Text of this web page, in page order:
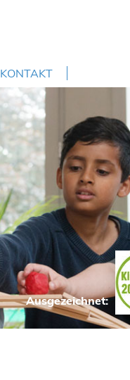
KONTAKT
Ausgezeichnet: